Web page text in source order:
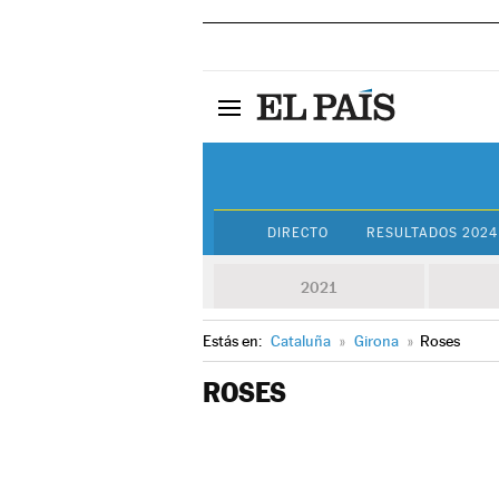
DIRECTO RESULTADOS 2024
2021
Estás en: Cataluña » Girona » Roses
ROSES